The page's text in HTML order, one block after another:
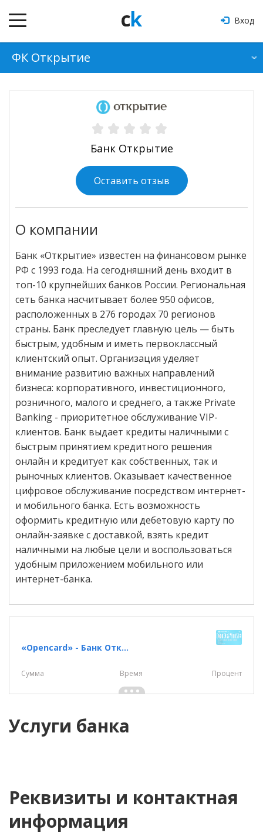
Вход
ФК Открытие
Банк Открытие
Оставить отзыв
О компании
Банк «Открытие» известен на финансовом рынке
РФ с 1993 года. На сегодняшний день входит в
топ-10 крупнейших банков России. Региональная
сеть банка насчитывает более 950 офисов,
расположенных в 276 городах 70 регионов
страны. Банк преследует главную цель — быть
быстрым, удобным и иметь первоклассный
клиентский опыт. Организация уделяет
внимание развитию важных направлений
бизнеса: корпоративного, инвестиционного,
розничного, малого и среднего, а также Private
Banking - приоритетное обслуживание VIP-
клиентов. Банк выдает кредиты наличными с
быстрым принятием кредитного решения
онлайн и кредитует как собственных, так и
рыночных клиентов. Оказывает качественное
цифровое обслуживание посредством интернет-
и мобильного банка. Есть возможность
оформить кредитную или дебетовую карту по
онлайн-заявке с доставкой, взять кредит
наличными на любые цели и воспользоваться
удобным приложением мобильного или
интернет-банка.
«Opencard» - Банк Открытие
Сумма Время Процент
Услуги банка
Реквизиты и контактная
информация